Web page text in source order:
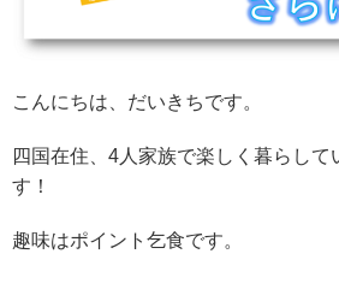
こんにちは、だいきちです。
四国在住、4人家族で楽しく暮らして
す！
趣味はポイント乞食です。